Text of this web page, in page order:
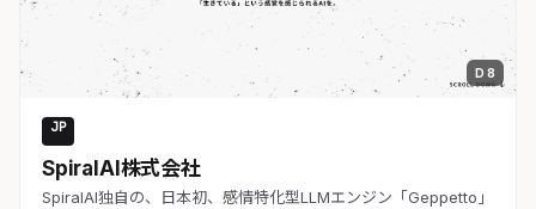
D 8
JP
SpiralAI株式会社
SpiralAI独自の、日本初、感情特化型LLMエンジン「Geppetto」